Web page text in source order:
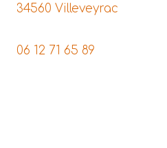
34560 Villeveyrac
06 12 71 65 89